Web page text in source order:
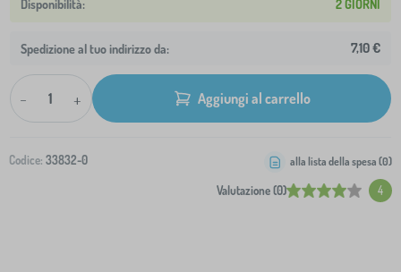
2 GIORNI
Spedizione al tuo indirizzo da: 7,10 €
- + Aggiungi al carrello
Codice: 33832-0
Valutazione (0) 4
alla lista della spesa (0)